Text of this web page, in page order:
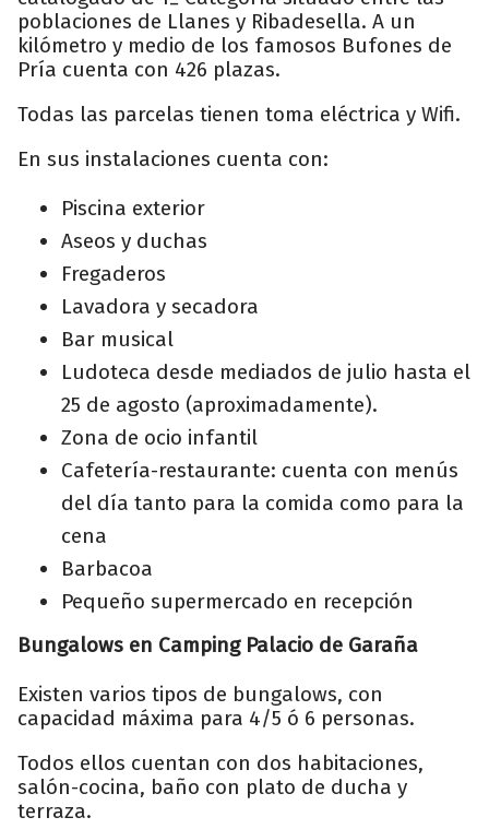
poblaciones de Llanes y Ribadesella. A un
kilómetro y medio de los famosos Bufones de
Pría cuenta con 426 plazas.
Todas las parcelas tienen toma eléctrica y Wifi.
En sus instalaciones cuenta con:
Piscina exterior
Aseos y duchas
Fregaderos
Lavadora y secadora
Bar musical
Ludoteca desde mediados de julio hasta el
25 de agosto (aproximadamente).
Zona de ocio infantil
Cafetería-restaurante: cuenta con menús
del día tanto para la comida como para la
cena
Barbacoa
Pequeño supermercado en recepción
Bungalows en Camping Palacio de Garaña
Existen varios tipos de bungalows, con
capacidad máxima para 4/5 ó 6 personas.
Todos ellos cuentan con dos habitaciones,
salón-cocina, baño con plato de ducha y
terraza.